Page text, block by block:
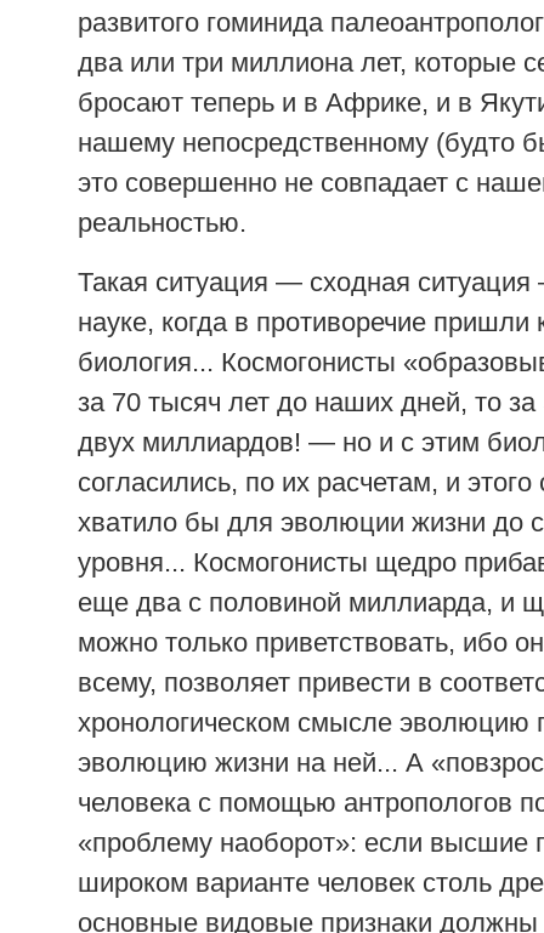
развитого гоминида
два или три миллиона лет, которые
бросают теперь и в Африке, и в
нашему непосредственному (будто
это совершенно не совпадает с
реальностью.
Такая ситуация — сходная
науке, когда в противоречие пришли
биология... Космогонисты
за 70 тысяч лет до наших дней, то
двух миллиардов! — но и с этим
согласились, по их расчетам, и этого
хватило бы для эволюции жизни до
уровня... Космогонисты щедро
еще два с половиной миллиарда, и
можно только приветствовать, ибо
всему, позволяет привести в
хронологическом смысле эволюцию
эволюцию жизни на ней... А
человека с помощью антропологов
«проблему наоборот»: если высшие
широком варианте человек столь
основные видовые признаки